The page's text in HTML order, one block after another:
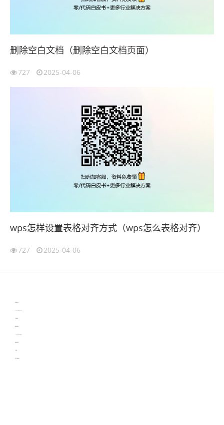
删除空白文档（删除空白文档页面）
727 2025-04-06
wps怎样设置表格对齐方式（wps怎么表格对齐）
727 2025-04-06